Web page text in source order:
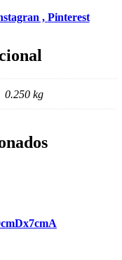
, Pinterest
0.250 kg